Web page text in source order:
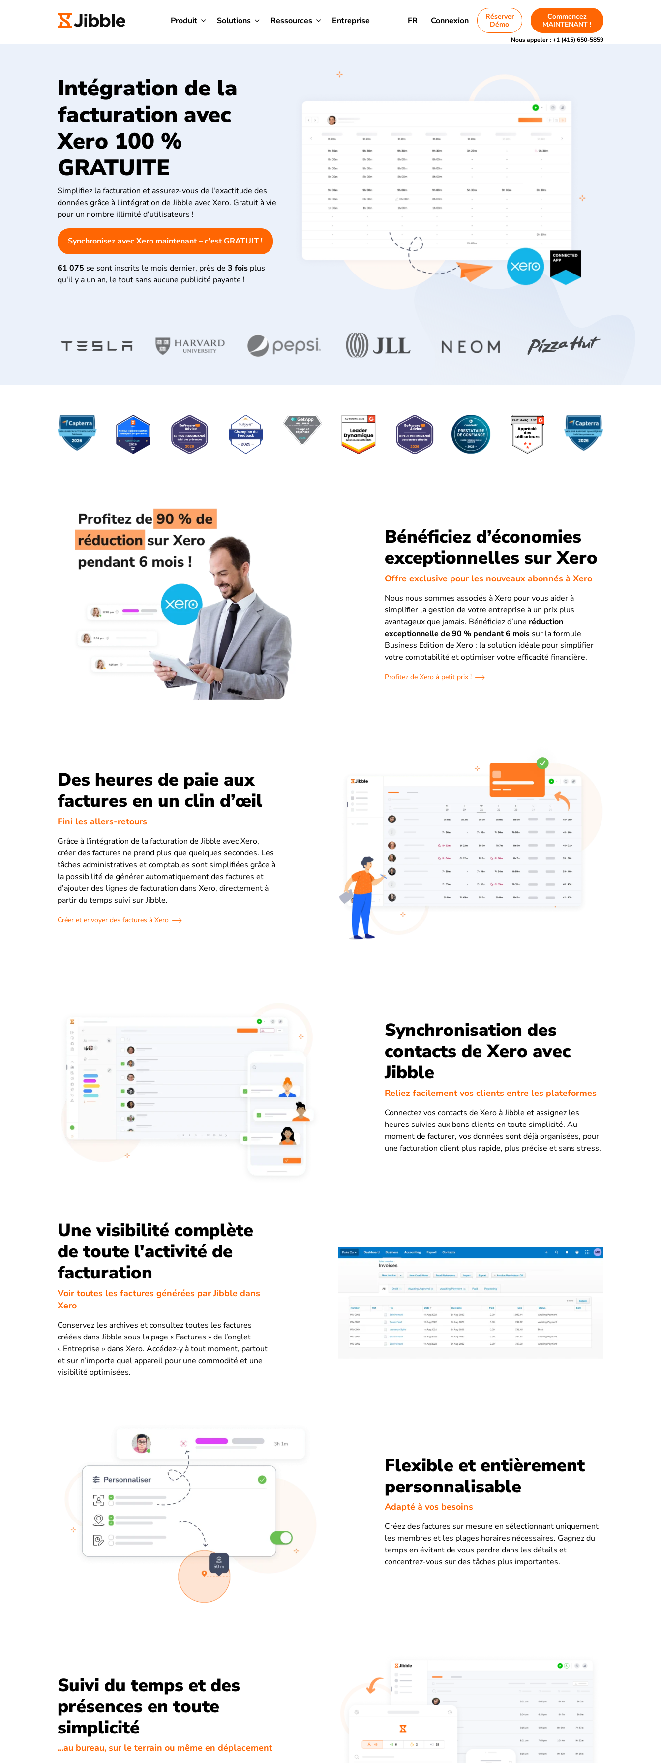
Produit Solutions Ressources Entreprise FR Connexion
Réserver
Démo
Commencez
MAINTENANT !
Nous appeler :+1 (415) 650-5859
Intégration de la
facturation avec
Xero 100 %
GRATUITE
Simplifiez la facturation et assurez-vous de l'exactitude des
données grâce à l'intégration de Jibble avec Xero. Gratuit à vie
pour un nombre illimité d'utilisateurs !
Synchronisez avec Xero maintenant – c'est GRATUIT !
61 075 se sont inscrits le mois dernier, près de 3 fois plus
qu'il y a un an, le tout sans aucune publicité payante !
Bénéficiez d’économies
exceptionnelles sur Xero
Offre exclusive pour les nouveaux abonnés à Xero
Nous nous sommes associés à Xero pour vous aider à
simplifier la gestion de votre entreprise à un prix plus
avantageux que jamais. Bénéficiez d’une réduction
exceptionnelle de 90 % pendant 6 moissur la formule
Business Edition de Xero : la solution idéale pour simplifier
votre comptabilité et optimiser votre efficacité financière.
Profitez de Xero à petit prix !
Des heures de paie aux
factures en un clin d’œil
Fini les allers-retours
Grâce à l’intégration de la facturation de Jibble avec Xero,
créer des factures ne prend plus que quelques secondes. Les
tâches administratives et comptables sont simplifiées grâce à
la possibilité de générer automatiquement des factures et
d’ajouter des lignes de facturation dans Xero, directement à
partir du temps suivi sur Jibble.
Créer et envoyer des factures à Xero
Synchronisation des
contacts de Xero avec
Jibble
Reliez facilement vos clients entre les plateformes
Connectez vos contacts de Xero à Jibble et assignez les
heures suivies aux bons clients en toute simplicité. Au
moment de facturer, vos données sont déjà organisées, pour
une facturation client plus rapide, plus précise et sans stress.
Une visibilité complète
de toute l'activité de
facturation
Voir toutes les factures générées par Jibble dans
Xero
Conservez les archives et consultez toutes les factures
créées dans Jibble sous la page « Factures » de l’onglet
« Entreprise » dans Xero. Accédez-y à tout moment, partout
et sur n’importe quel appareil pour une commodité et une
visibilité optimisées.
Flexible et entièrement
personnalisable
Adapté à vos besoins
Créez des factures sur mesure en sélectionnant uniquement
les membres et les plages horaires nécessaires. Gagnez du
temps en évitant de vous perdre dans les détails et
concentrez-vous sur des tâches plus importantes.
Suivi du temps et des
présences en toute
simplicité
...au bureau, sur le terrain ou même en déplacement